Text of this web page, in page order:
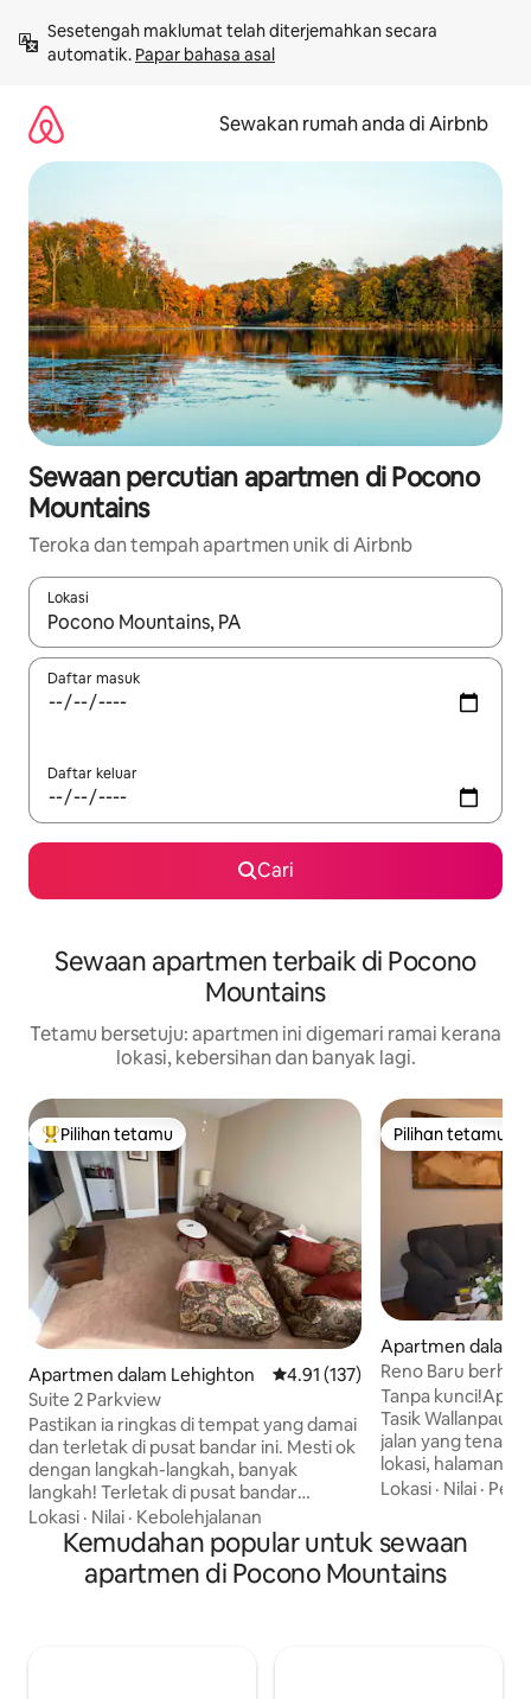
kandungan
Sesetengah maklumat telah diterjemahkan secara
automatik. Papar bahasa asal
Sewakan rumah anda di Airbnb
Sewaan percutian apartmen di Pocono
Mountains
Teroka dan tempah apartmen unik di Airbnb
Lokasi
Apabila hasil tersedia, navigasi dengan kekunci anak panah
Daftar masuk
Daftar keluar
Cari
Sewaan apartmen terbaik di Pocono
Mountains
Tetamu bersetuju: apartmen ini digemari ramai kerana
lokasi, kebersihan dan banyak lagi.
Pilihan utama tetamu
Pilihan tetamu
Apartmen dalam Lehighton Penarafan purata 4.91 daripada
4.91 (137)
Suite 2 Parkview
Pastikan ia ringkas di tempat yang damai
dan terletak di pusat bandar ini. Mesti ok
dengan langkah-langkah, banyak
langkah! Terletak di pusat bandar
Lehighton Pa. Beberapa minit ke pusat
bandar bersejarah Jim Thorpe dan denai
D&L untuk mendaki, berbasikal, berakit,
menjamu selera, menjamu selera dan
Lokasi · Nilai · Kebolehjalanan
Pilihan tetamu
Pilihan tetamu
Apartmen dalam
Reno Baru
Wallanpaupack -
Tanpa kunci!Apt
Tasik
jalan yang
lokasi, halaman
Kawasan ski
kelajuan yang
tidak dibenarkan
berbangga
Lokasi · Nilai ·
Kemudahan popular untuk sewaan
apartmen di Pocono Mountains